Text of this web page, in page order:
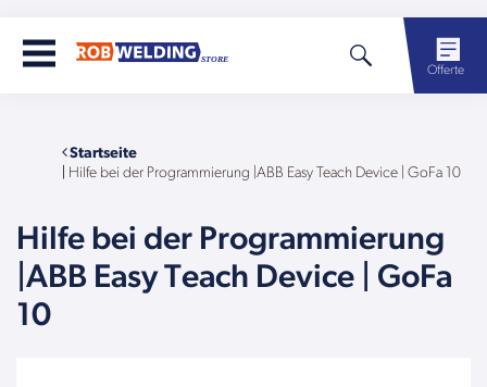
Offerte
Startseite
Hilfe bei der Programmierung |ABB Easy Teach Device | GoFa 10
Hilfe bei der Programmierung
|ABB Easy Teach Device | GoFa
10